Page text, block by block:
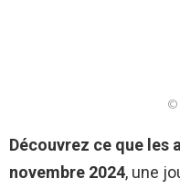
©
Découvrez ce que les
novembre 2024, une